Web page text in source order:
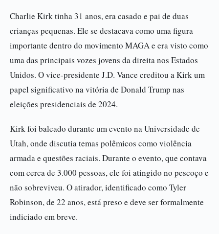
Charlie Kirk tinha 31 anos, era casado e pai de duas
crianças pequenas. Ele se destacava como uma figura
importante dentro do movimento MAGA e era visto como
uma das principais vozes jovens da direita nos Estados
Unidos. O vice-presidente J.D. Vance creditou a Kirk um
papel significativo na vitória de Donald Trump nas
eleições presidenciais de 2024.
Kirk foi baleado durante um evento na Universidade de
Utah, onde discutia temas polêmicos como violência
armada e questões raciais. Durante o evento, que contava
com cerca de 3.000 pessoas, ele foi atingido no pescoço e
não sobreviveu. O atirador, identificado como Tyler
Robinson, de 22 anos, está preso e deve ser formalmente
indiciado em breve.